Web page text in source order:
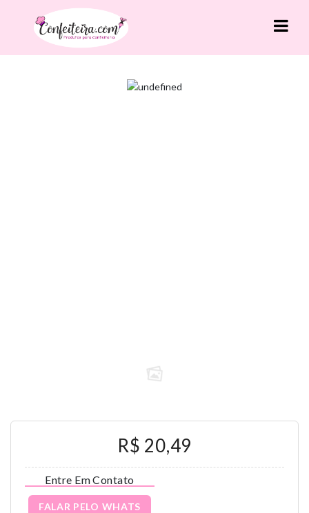
R$ 20,49
Entre Em Contato
FALAR PELO WHATS